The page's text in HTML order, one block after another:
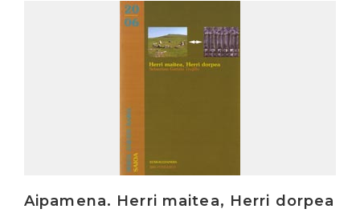
Aipamena. Herri maitea, Herri dorpea